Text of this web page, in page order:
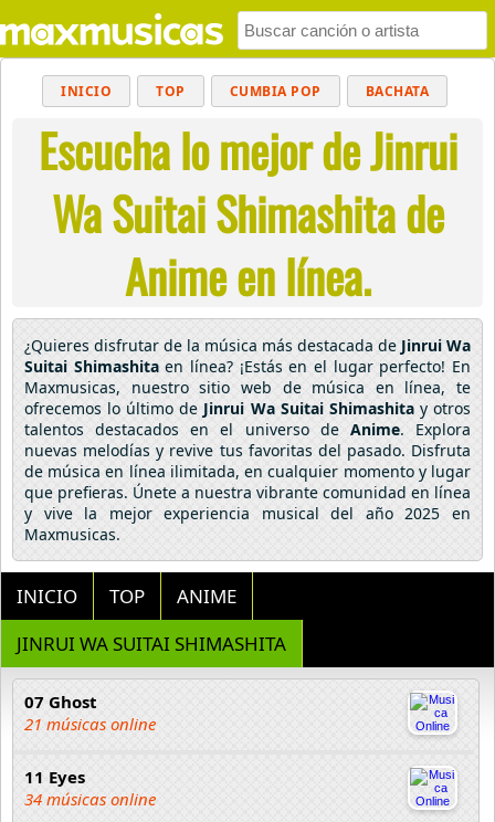
INICIO TOP CUMBIA POP BACHATA
MUSICA CRISTIANA REGGAETON
BALADAS ALTERNATIVO ELECTRÓNICA
CUMBIAS
Escucha lo mejor de Jinrui
Wa Suitai Shimashita de
Anime en línea.
¿Quieres disfrutar de la música más destacada de Jinrui Wa
Suitai Shimashitaen línea? ¡Estás en el lugar perfecto! En
Maxmusicas, nuestro sitio web de música en línea, te
ofrecemos lo último de Jinrui Wa Suitai Shimashitay otros
talentos destacados en el universo de Anime. Explora
nuevas melodías y revive tus favoritas del pasado. Disfruta
de música en línea ilimitada, en cualquier momento y lugar
que prefieras. Únete a nuestra vibrante comunidad en línea
y vive la mejor experiencia musical del año 2025 en
Maxmusicas.
INICIO TOP
ANIME
JINRUI WA SUITAI SHIMASHITA
07 Ghost
21 músicas online
11 Eyes
34 músicas online